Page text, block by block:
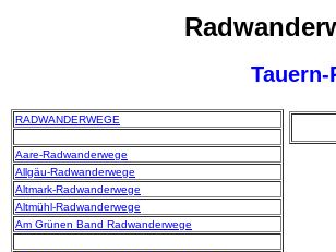
RADWANDERWEGE
Aare-Radwanderwege
Allgäu-Radwanderwege
Altmark-Radwanderwege
Altmühl-Radwanderwege
Am Grünen Band Radwanderwege